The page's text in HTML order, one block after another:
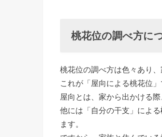
› 桃花位
位」の効
果的な使
桃花位の調べ方に
桃花位の調べ方は色々あり
これが「屋向による桃花位」
屋向とは、家から出かける
他には「自分の干支」による
ます。